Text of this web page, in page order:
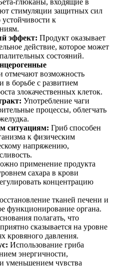
стимуляции защитных сил
к
эффект: Продукт оказывает
действие, которое может
состояний.
отмечают возможность
в борьбе с развитием
злокачественных клеток.
Употребление чаги
процессы, облегчать
ситуациям: Гриб способен
к физическим
напряжению,
применение продукта
сахара в крови
концентрацию
тканей печени и
функционирование органа.
полагать, что
сказывается на уровне
кровяного давления.
Использование гриба
энергичности,
уменьшением чувства